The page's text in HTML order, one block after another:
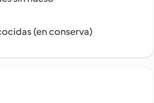
(en conserva)